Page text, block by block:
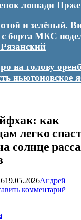
лошади
и зелёный.
с борта МКС
на голову
ньютоновское
как
легко
солнце
19.05.2026Андрей
комментарий